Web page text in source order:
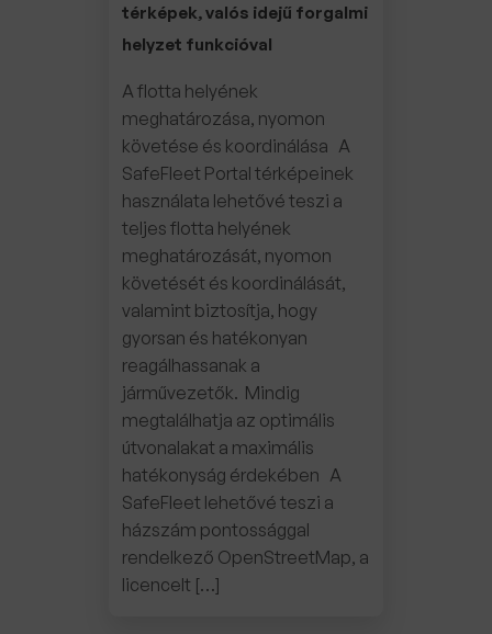
térképek, valós idejű forgalmi
helyzet funkcióval
A flotta helyének
meghatározása, nyomon
követése és koordinálása A
SafeFleet Portal térképeinek
használata lehetővé teszi a
teljes flotta helyének
meghatározását, nyomon
követését és koordinálását,
valamint biztosítja, hogy
gyorsan és hatékonyan
reagálhassanak a
járművezetők. Mindig
megtalálhatja az optimális
útvonalakat a maximális
hatékonyság érdekében A
SafeFleet lehetővé teszi a
házszám pontossággal
rendelkező OpenStreetMap, a
licencelt […]